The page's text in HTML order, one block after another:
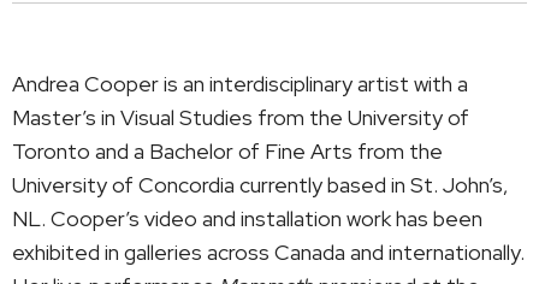
Andrea Cooper is an interdisciplinary artist with a
Master’s in Visual Studies from the University of
Toronto and a Bachelor of Fine Arts from the
University of Concordia currently based in St. John’s,
NL. Cooper’s video and installation work has been
exhibited in galleries across Canada and internationally.